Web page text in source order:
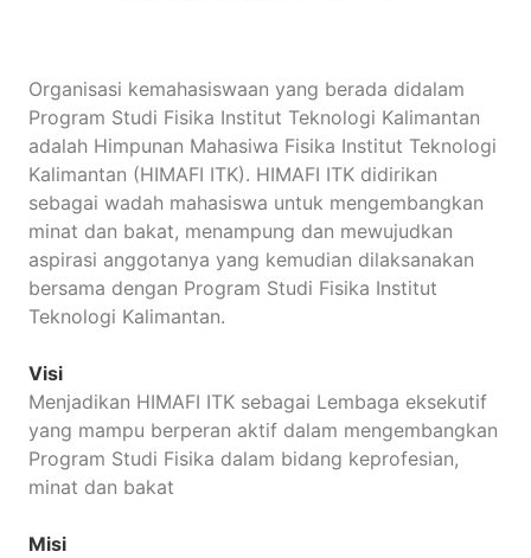
Organisasi kemahasiswaan yang berada didalam
Program Studi Fisika Institut Teknologi Kalimantan
adalah Himpunan Mahasiwa Fisika Institut Teknologi
Kalimantan (HIMAFI ITK). HIMAFI ITK didirikan
sebagai wadah mahasiswa untuk mengembangkan
minat dan bakat, menampung dan mewujudkan
aspirasi anggotanya yang kemudian dilaksanakan
bersama dengan Program Studi Fisika Institut
Teknologi Kalimantan.
Visi
Menjadikan HIMAFI ITK sebagai Lembaga eksekutif
yang mampu berperan aktif dalam mengembangkan
Program Studi Fisika dalam bidang keprofesian,
minat dan bakat
Misi